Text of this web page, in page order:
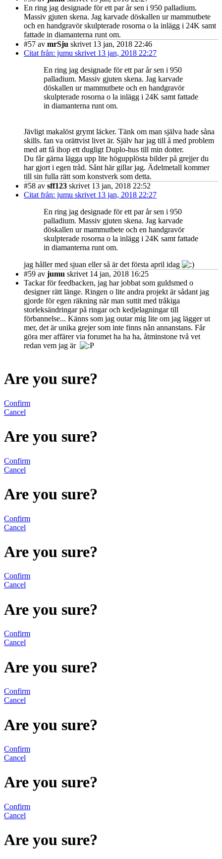
En ring jag designade för ett par år sen i 950 palladium.
Massiv gjuten skena. Jag karvade döskallen ur mammutbete
och en handgravör skulpterade rosorna o la inlägg i 24K samt
fattade in diamanterna runt om.
#57 av mrSju skrivet 13 jan, 2018 22:46
Citat från: jumu skrivet 13 jan, 2018 22:27
En ring jag designade för ett par år sen i 950
palladium. Massiv gjuten skena. Jag karvade
döskallen ur mammutbete och en handgravör
skulpterade rosorna o la inlägg i 24K samt fattade
in diamanterna runt om.
Jävligt makalöst grymt läcker. Tänk om man själva hade såna
skills. fan va orättvist livet är. Själv har jag till å med problem
med att få ihop ett dugligt Duplo-hus till min dotter.
Du får gärna lägga upp lite högupplösta bilder på grejjer du
har gjort i egen tråd. Sånt här gillar jag. Ädelmetall kommer
till sin fulla rätt som konstverk som detta.
#58 av sff123 skrivet 13 jan, 2018 22:52
Citat från: jumu skrivet 13 jan, 2018 22:27
En ring jag designade för ett par år sen i 950
palladium. Massiv gjuten skena. Jag karvade
döskallen ur mammutbete och en handgravör
skulpterade rosorna o la inlägg i 24K samt fattade
in diamanterna runt om.
jag håller med sjuan eller så är det första april idag
#59 av jumu skrivet 14 jan, 2018 16:25
Tackar för feedbacken, jag har jobbat som guldsmed o
designer rätt länge. Ringen o lite andra projekt är sådant jag
gjorde för egen räkning när man suttit med tråkiga
storleksändringar på ringar och kedjelagningar till
förbannelse... Känns som jag outar mig lite om jag lägger ut
mer, det är unika grejer som inte finns nån annanstans. Får
göra mer affärer via forumet ha ha ha, åtminstone två vet
redan vem jag är
Are you sure?
Confirm
Cancel
Are you sure?
Confirm
Cancel
Are you sure?
Confirm
Cancel
Are you sure?
Confirm
Cancel
Are you sure?
Confirm
Cancel
Are you sure?
Confirm
Cancel
Are you sure?
Confirm
Cancel
Are you sure?
Confirm
Cancel
Are you sure?